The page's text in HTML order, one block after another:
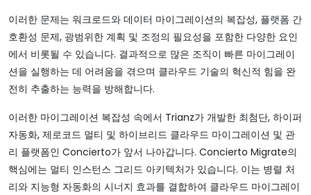
이러한 문제는 워크로드와 데이터 마이그레이션의 복잡성, 플랫폼 간
호환성 문제, 광범위한 계획 및 조정의 필요성을 포함한 다양한 요인
에서 비롯될 수 있습니다. 결과적으로 많은 조직이 빠른 마이그레이
션을 실행하는 데 어려움을 겪으며 클라우드 기술의 혁신적 힘을 완
전히 추출하는 능력을 방해합니다.
이러한 마이그레이션 복잡성 속에서 Trianz가 개발한 최첨단, 하이퍼
자동화, 제로코드 멀티 및 하이브리드 클라우드 마이그레이션 및 관
리 플랫폼인 Concierto가 앞서 나아갑니다. Concierto Migrate의
핵심에는 멀티 인스턴스 그리드 아키텍처가 있습니다. 이는 병렬 처
리와 지능형 자동화의 시너지 효과를 결합하여 클라우드 마이그레이